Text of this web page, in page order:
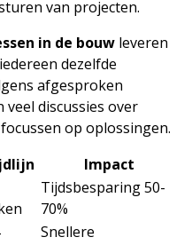
van projecten.
in de bouw leveren
dezelfde
afgesproken
discussies over
op oplossingen.
Impact
Tijdsbesparing 50-
70%
Snellere